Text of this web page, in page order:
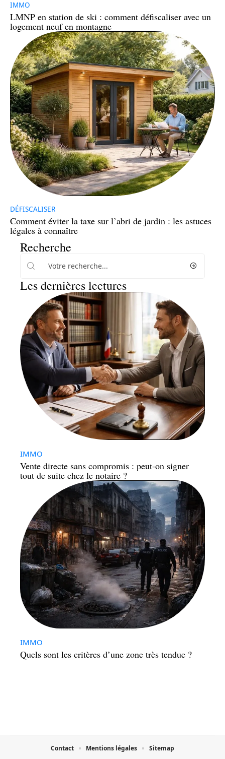
IMMO
LMNP en station de ski : comment défiscaliser avec un
logement neuf en montagne
DÉFISCALISER
Comment éviter la taxe sur l’abri de jardin : les astuces
légales à connaître
Recherche
Les dernières lectures
IMMO
Vente directe sans compromis : peut-on signer
tout de suite chez le notaire ?
IMMO
Quels sont les critères d’une zone très tendue ?
Contact Mentions légales Sitemap